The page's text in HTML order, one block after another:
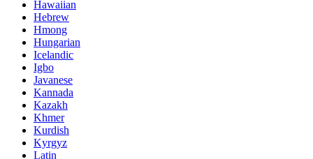
Hawaiian
Hebrew
Hmong
Hungarian
Icelandic
Igbo
Javanese
Kannada
Kazakh
Khmer
Kurdish
Kyrgyz
Latin